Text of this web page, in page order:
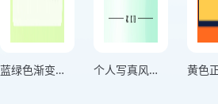
蓝绿色渐变分享生活记录海报 个人写真风格用微笑击退困难绿色竖版海报